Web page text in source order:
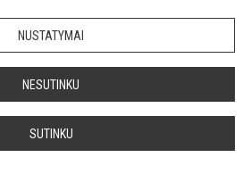
NUSTATYMAI
NESUTINKU
SUTINKU